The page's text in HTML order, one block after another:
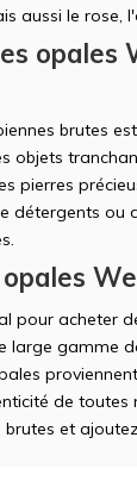
aussi le rose,
opales
brutes
objets
pierres
détergents ou
pour acheter
large gamme
de toutes
et